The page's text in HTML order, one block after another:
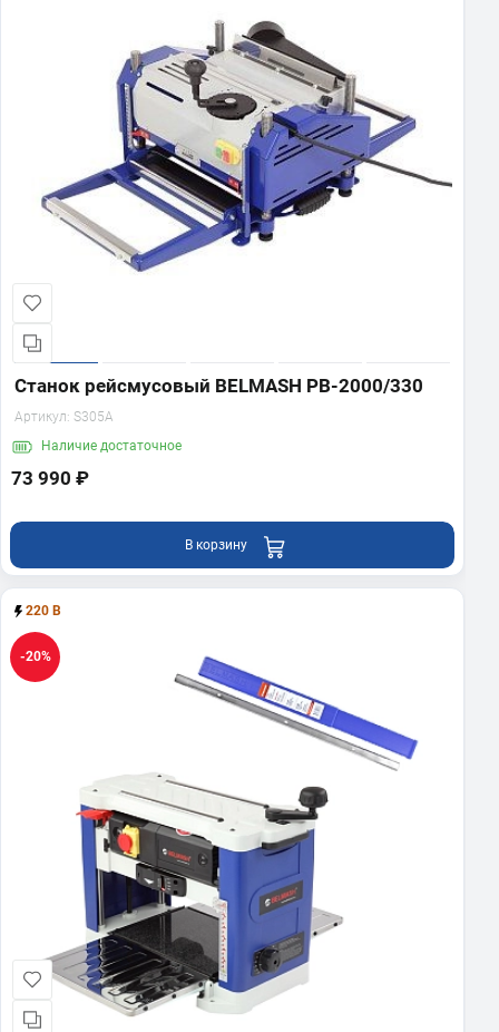
Вытяжная установка (стружкоотсос)
19 990 ₽
В корзину
Станок рейсмусовый BELMASH PB-2000/330
Артикул: S305A
Наличие достаточное
73 990 ₽
В корзину
220 В
-20%